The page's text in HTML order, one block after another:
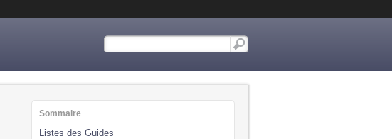
Sommaire
Listes des Guides